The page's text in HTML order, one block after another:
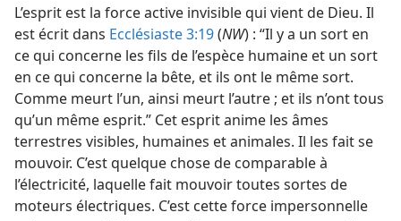
L’esprit est la force active invisible qui vient de Dieu. Il
est écrit dans Ecclésiaste 3:19(NW) : “Il y a un sort en
ce qui concerne les fils de l’espèce humaine et un sort
en ce qui concerne la bête, et ils ont le même sort.
Comme meurt l’un, ainsi meurt l’autre ; et ils n’ont tous
qu’un même esprit.” Cet esprit anime les âmes
terrestres visibles, humaines et animales. Il les fait se
mouvoir. C’est quelque chose de comparable à
l’électricité, laquelle fait mouvoir toutes sortes de
moteurs électriques. C’est cette force impersonnelle